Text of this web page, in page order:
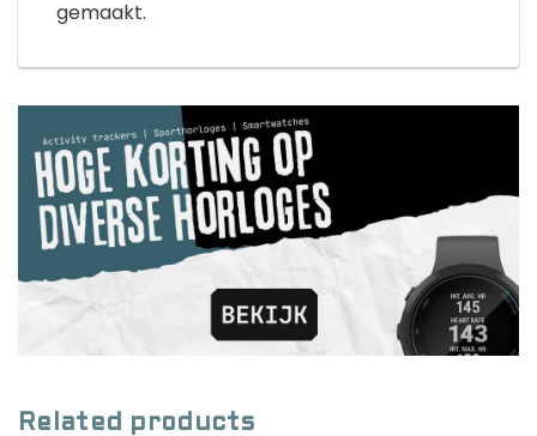
gemaakt.
Related products